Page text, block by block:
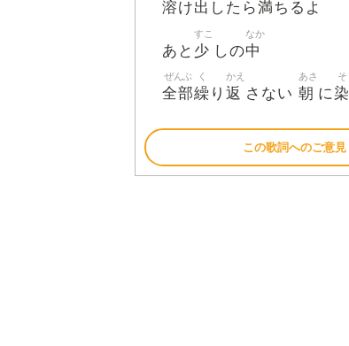
溶け出 したら満ちるよ
あと 少
すこ
しの中
なか
全部
ぜんぶ
繰
く
り 返
かえ
さない 朝
あさ
に染
そ
この歌詞へのご意見